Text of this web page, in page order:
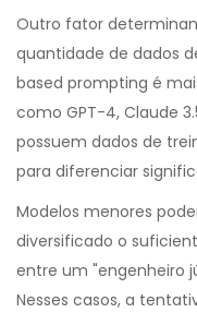
Outro fator
quantidade de dados
based prompting é
como GPT-4, Claude
possuem dados de
para diferenciar
Modelos menores
diversificado o
entre um "engenheiro
Nesses casos, a